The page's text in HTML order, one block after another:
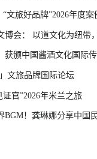
文旅好品牌”2026年度
博会： 以道文化为纽带
获颁中国酱酒文化国际
文旅品牌国际论坛
官”2026年米兰之旅
BGM！龚琳娜分享中国